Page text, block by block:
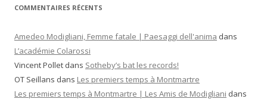
COMMENTAIRES RÉCENTS
Amedeo Modigliani, Femme fatale | Paesaggi dell'anima dans
L’académie Colarossi
Vincent Pollet dans Sotheby’s bat les records!
OT Seillans dans Les premiers temps à Montmartre
Les premiers temps à Montmartre | Les Amis de Modigliani dans